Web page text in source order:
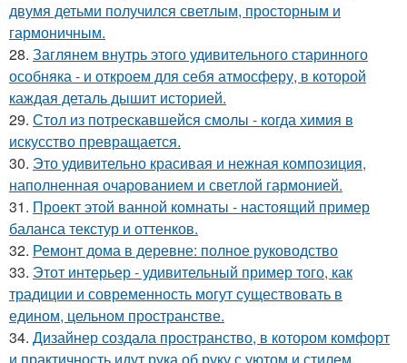
двумя детьми получился светлым, просторным и
гармоничным.
28. Заглянем внутрь этого удивительного старинного
особняка - и откроем для себя атмосферу, в которой
каждая деталь дышит историей.
29. Стол из потрескавшейся смолы - когда химия в
искусство превращается.
30. Это удивительно красивая и нежная композиция,
наполненная очарованием и светлой гармонией.
31. Проект этой ванной комнаты - настоящий пример
баланса текстур и оттенков.
32. Ремонт дома в деревне: полное руководство
33. Этот интерьер - удивительный пример того, как
традиции и современность могут существовать в
едином, цельном пространстве.
34. Дизайнер создала пространство, в котором комфорт
и практичность идут рука об руку с уютом и стилем.